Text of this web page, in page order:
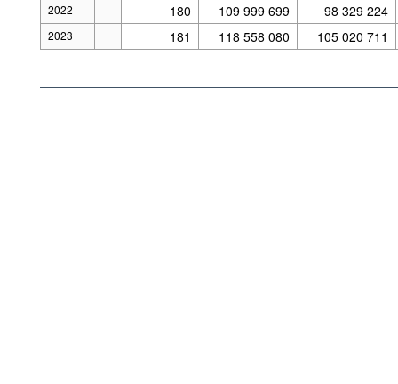
2022 180 109 999 699 98 329 224
2023 181 118 558 080 105 020 711